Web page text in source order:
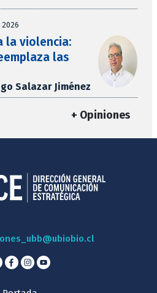
2026
la violencia:
las
Salazar Jiménez
+ Opiniones